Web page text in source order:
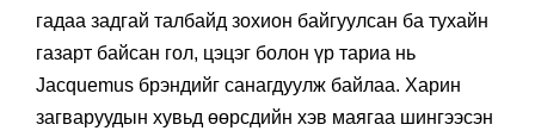
гадаа задгай талбайд зохион байгуулсан ба тухайн
газарт байсан гол, цэцэг болон үр тариа нь
Jacquemus брэндийг санагдуулж байлаа. Харин
загваруудын хувьд өөрсдийн хэв маягаа шингээсэн